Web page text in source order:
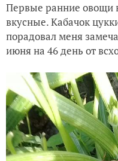
Первые ранние овощи
вкусные. Кабачок
порадовал меня
июня на 46 день от